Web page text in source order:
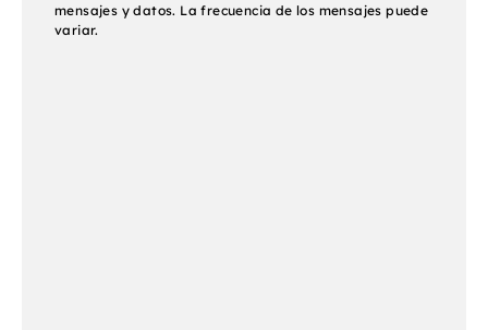
mensajes y datos. La frecuencia de los mensajes puede
variar.